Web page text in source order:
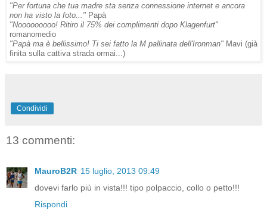
"Per fortuna che tua madre sta senza connessione internet e ancora
non ha visto la foto..." Papà
"Nooooooooo! Ritiro il 75% dei complimenti dopo Klagenfurt"
romanomedio
"Papà ma è bellissimo! Ti sei fatto la M pallinata dell'Ironman" Mavi (già
finita sulla cattiva strada ormai...)
Condividi
13 commenti:
MauroB2R 15 luglio, 2013 09:49
dovevi farlo più in vista!!! tipo polpaccio, collo o petto!!!
Rispondi